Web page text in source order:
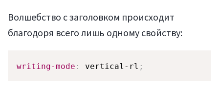
Волшебство с заголовком происходит
благодоря всего лишь одному свойству:
writing-mode : vertical-rl ;